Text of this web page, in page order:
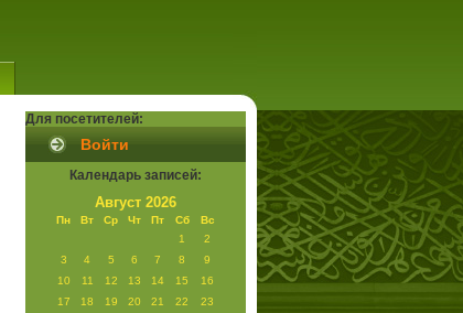
Для посетителей:
Войти
Календарь записей:
Август 2026
Пн Вт Ср Чт Пт Сб
Вс
1
2
3
4 5 6 7 8
9
10
11 12 13 14 15
16
17
18 19 20 21 22
23